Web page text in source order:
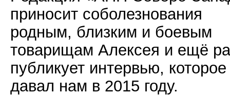
приносит соболезнования
родным, близким и боевым
товарищам Алексея и ещё
публикует интервью,
давал нам в 2015 году.